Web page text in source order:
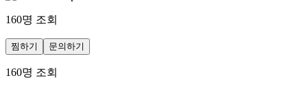
160명 조회
찜하기 문의하기
160명 조회